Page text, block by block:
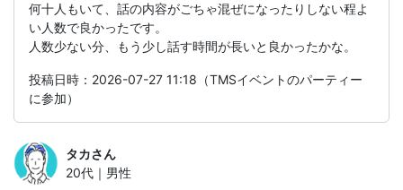
何十人もいて、話の内容がごちゃ混ぜになったりしない程よ
い人数で良かったです。
人数少ない分、もう少し話す時間が長いと良かったかな。
投稿日時：2026-07-27 11:18（TMSイベントのパーティー
に参加）
タカさん
20代｜男性